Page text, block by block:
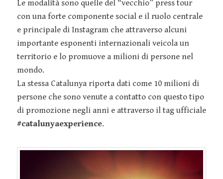
Le modalità sono quelle del “vecchio” press tour
con una forte componente social e il ruolo centrale
e principale di Instagram che attraverso alcuni
importante esponenti internazionali veicola un
territorio e lo promuove a milioni di persone nel
mondo.
La stessa Catalunya riporta dati come 10 milioni di
persone che sono venute a contatto con questo tipo
di promozione negli anni e attraverso il tag ufficiale
#catalunyaexperience.